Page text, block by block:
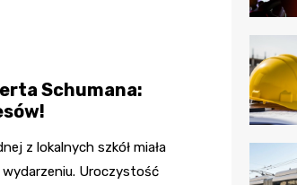
Schumana:
z lokalnych szkół miała
Uroczystość